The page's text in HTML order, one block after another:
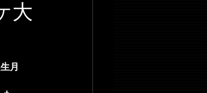
大
月